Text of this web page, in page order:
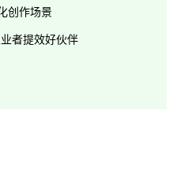
创作场景
者提效好伙伴